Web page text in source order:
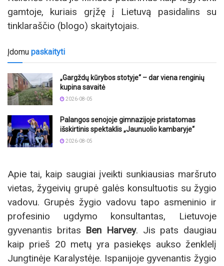
gamtoje, kuriais grįžę į Lietuvą pasidalins su
tinklaraščio (blogo) skaitytojais.
Įdomu paskaityti
„Gargždų kūrybos stotyje“ – dar viena renginių
kupina savaitė
2026-08-05
Palangos senojoje gimnazijoje pristatomas
išskirtinis spektaklis „Jaunuolio kambaryje“
2026-08-05
Apie tai, kaip saugiai įveikti sunkiausias maršruto
vietas, žygeivių grupė galės konsultuotis su žygio
vadovu. Grupės žygio vadovu tapo asmeninio ir
profesinio ugdymo konsultantas, Lietuvoje
gyvenantis britas Ben Harvey. Jis pats daugiau
kaip prieš 20 metų yra pasiekęs aukso ženklelį
Jungtinėje Karalystėje. Ispanijoje gyvenantis žygio